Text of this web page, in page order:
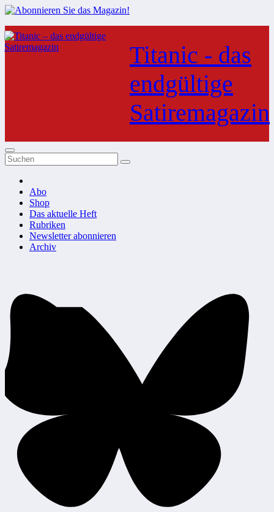
Zum
Inhalt
springen
Titanic - das
endgültige
Satiremagazin
Abo
Shop
Das aktuelle Heft
Rubriken
Newsletter abonnieren
Archiv